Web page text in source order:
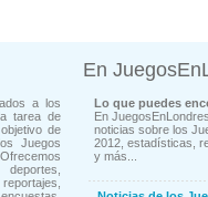
a los
tarea de
de
Juegos
En
Lo que puedes
En
noticias sobre los
2012, estadísticas,
y más...